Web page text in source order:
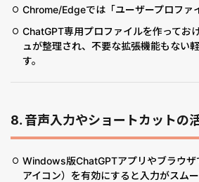
Chrome/Edgeでは「ユーザープロファ
ChatGPT専用プロファイルを作ってお
ュが整理され、不要な拡張機能もない
す。
8. 音声入力やショートカットの
Windows版ChatGPTアプリやブラウザ
アイコン）を有効にすると入力がスムー